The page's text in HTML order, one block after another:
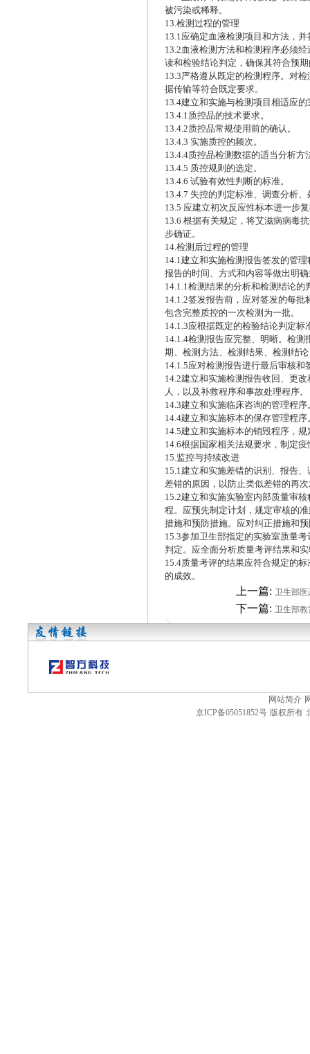
被污染或稀释。
13.检测过程的管理
13.1应确定血液检测项目和方法，
13.2血液检测方法和检测程序必须
读和检验结论判定，确保其符合预
13.3严格遵从既定的检测程序。对
据传输等符合既定要求。
13.4建立和实施与检测项目相适应
13.4.1质控品的技术要求。
13.4.2质控品常规使用前的确认。
13.4.3 实施质控的频次。
13.4.4质控品检测数据的适当分析方
13.4.5 质控规则的选定。
13.4.6 试验有效性判断的标准。
13.4.7 失控的判定标准、调查分析
13.5 应建立初次反应性标本进一步
13.6 根据有关规定，将艾滋病病毒
步确证。
14.检测后过程的管理
14.1建立和实施检测报告签发的管
报告的时间、方式和内容等做出明
14.1.1检测结果的分析和检测结论
14.1.2签发报告前，应对签发的每
包含完整质控的一次检测为一批。
14.1.3应根据既定的检验结论判定
14.1.4检测报告应完整、明晰。检
期、检测方法、检测结果、检测结
14.1.5应对检测报告进行最后审核
14.2建立和实施检测报告收回、更
人，以及补救程序和事故处理程序。
14.3建立和实施临床咨询的管理程
14.4建立和实施标本的保存管理程
14.5建立和实施标本的销毁程序，
14.6根据国家相关法规要求，制定
15.监控与持续改进
15.1建立和实施差错的识别、报告
差错的原因，以防止类似差错的再
15.2建立和实施实验室内部质量审
程。应预先制定计划，规定审核的
措施和预防措施。应对纠正措施和
15.3参加卫生部指定的实验室质量
判定。应全面分析质量考评结果和
15.4质量考评的结果应符合规定的
的成效。
上一篇: 卫生部医
下一篇: 卫生部教
网站简介
京ICP备05051852号 版权所有